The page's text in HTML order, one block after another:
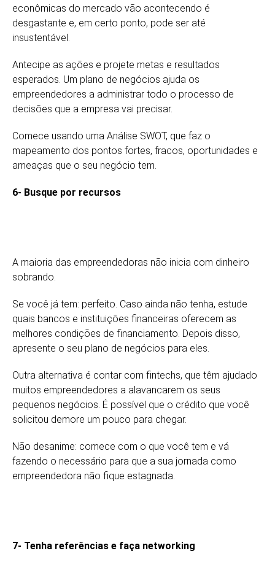
econômicas do mercado vão acontecendo é
desgastante e, em certo ponto, pode ser até
insustentável.
Antecipe as ações e projete metas e resultados
esperados. Um plano de negócios ajuda os
empreendedores a administrar todo o processo de
decisões que a empresa vai precisar.
Comece usando uma Análise SWOT, que faz o
mapeamento dos pontos fortes, fracos, oportunidades e
ameaças que o seu negócio tem.
6- Busque por recursos
A maioria das empreendedoras não inicia com dinheiro
sobrando.
Se você já tem: perfeito. Caso ainda não tenha, estude
quais bancos e instituições financeiras oferecem as
melhores condições de financiamento. Depois disso,
apresente o seu plano de negócios para eles.
Outra alternativa é contar com fintechs, que têm ajudado
muitos empreendedores a alavancarem os seus
pequenos negócios. É possível que o crédito que você
solicitou demore um pouco para chegar.
Não desanime: comece com o que você tem e vá
fazendo o necessário para que a sua jornada como
empreendedora não fique estagnada.
7- Tenha referências e faça networking